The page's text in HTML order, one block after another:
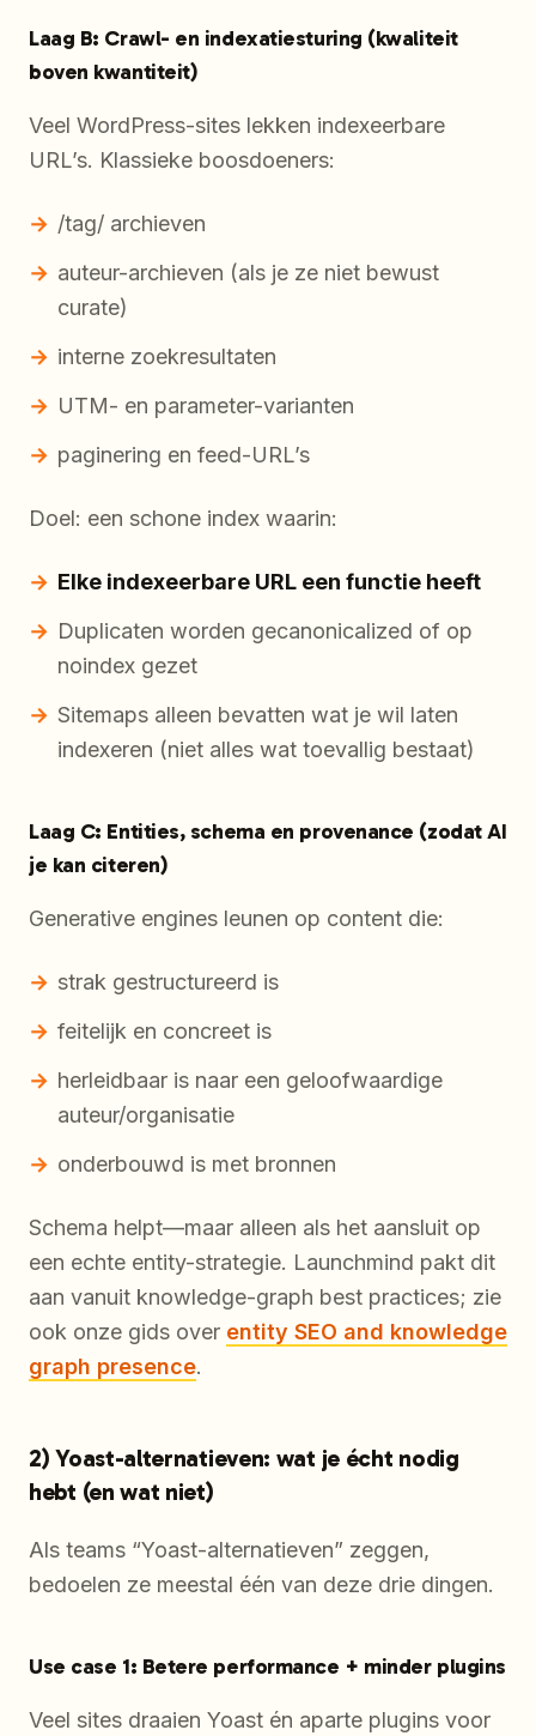
Laag B: Crawl- en indexatiesturing (kwaliteit
boven kwantiteit)
Veel WordPress-sites lekken indexeerbare
URL’s. Klassieke boosdoeners:
/tag/ archieven
auteur-archieven (als je ze niet bewust
curate)
interne zoekresultaten
UTM- en parameter-varianten
paginering en feed-URL’s
Doel: een schone index waarin:
Elke indexeerbare URL een functie heeft
Duplicaten worden gecanonicalized of op
noindex gezet
Sitemaps alleen bevatten wat je wil laten
indexeren (niet alles wat toevallig bestaat)
Laag C: Entities, schema en provenance (zodat AI
je kan citeren)
Generative engines leunen op content die:
strak gestructureerd is
feitelijk en concreet is
herleidbaar is naar een geloofwaardige
auteur/organisatie
onderbouwd is met bronnen
Schema helpt—maar alleen als het aansluit op
een echte entity-strategie. Launchmind pakt dit
aan vanuit knowledge-graph best practices; zie
ook onze gids over entity SEO and knowledge
graph presence.
2) Yoast-alternatieven: wat je écht nodig
hebt (en wat niet)
Als teams “Yoast-alternatieven” zeggen,
bedoelen ze meestal één van deze drie dingen.
Use case 1: Betere performance + minder plugins
Veel sites draaien Yoast én aparte plugins voor